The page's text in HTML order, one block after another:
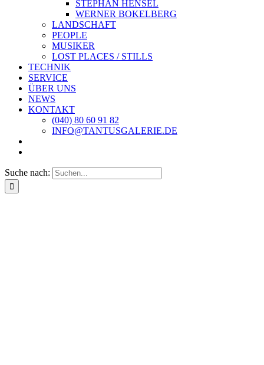
STEPHAN HENSEL
WERNER BOKELBERG
LANDSCHAFT
PEOPLE
MUSIKER
LOST PLACES / STILLS
TECHNIK
SERVICE
ÜBER UNS
NEWS
KONTAKT
(040) 80 60 91 82
INFO@TANTUSGALERIE.DE
Suche nach: